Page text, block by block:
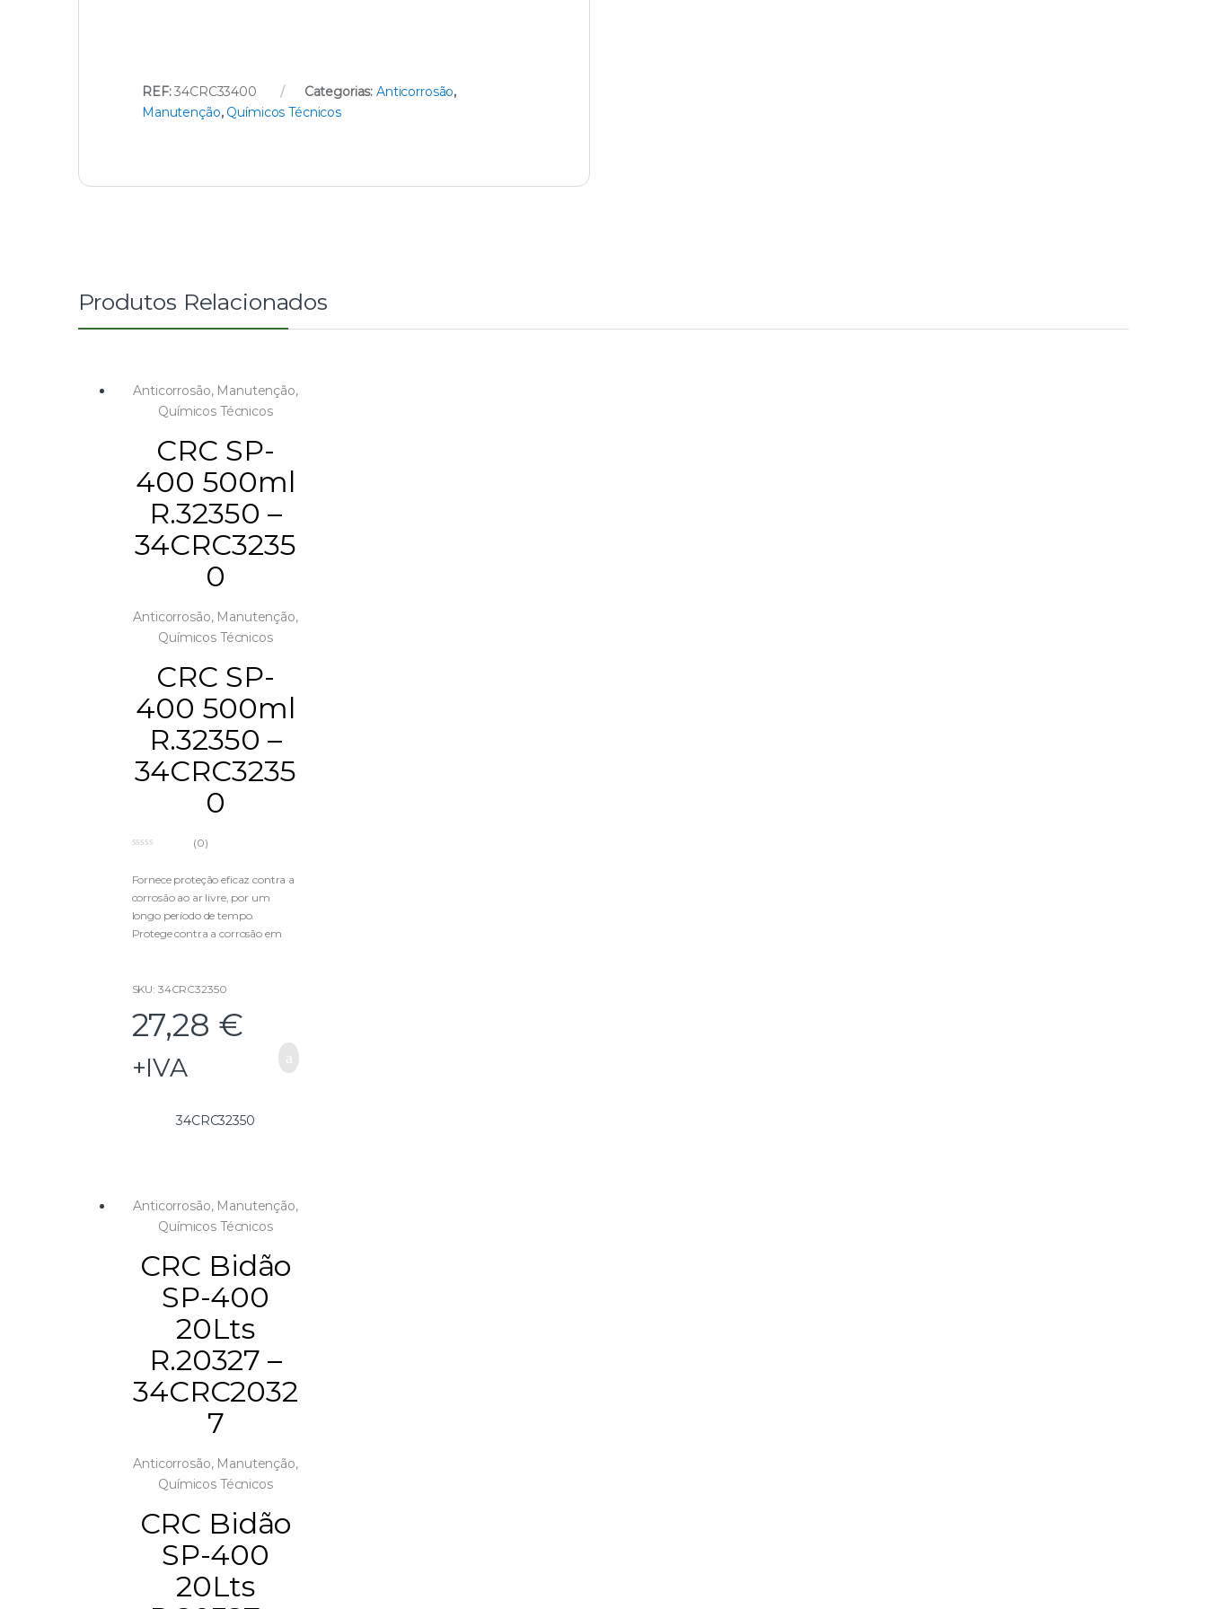
REF:34CRC33400 Categorias: Anticorrosão,
Manutenção, Químicos Técnicos
Produtos Relacionados
Anticorrosão, Manutenção,
Químicos Técnicos
CRC SP-
400 500ml
R.32350 –
34CRC3235
0
Anticorrosão, Manutenção,
Químicos Técnicos
CRC SP-
400 500ml
R.32350 –
34CRC3235
0
u
o
f
5
(0)
Fornece proteção eficaz contra a
corrosão ao ar livre, por um
longo período de tempo.
Protege contra a corrosão em
transportes marítimos.
500ml
SKU: 34CRC32350
27,28 €
+IVA
34CRC32350
Anticorrosão, Manutenção,
Químicos Técnicos
CRC Bidão
SP-400
20Lts
R.20327 –
34CRC2032
7
Anticorrosão, Manutenção,
Químicos Técnicos
CRC Bidão
SP-400
20Lts